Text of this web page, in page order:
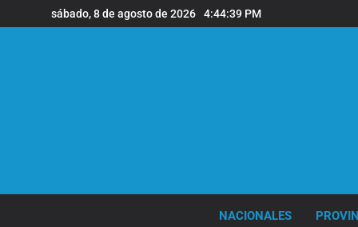
al
sábado, 8 de agosto de 2026 4:44:41 PM
NACIONALES